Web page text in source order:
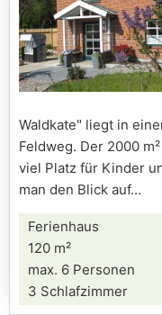
Waldkate" liegt in
Feldweg. Der 2000
viel Platz für Kinder
man den Blick auf
Ferienhaus
120 m²
max. 6 Personen
3 Schlafzimmer